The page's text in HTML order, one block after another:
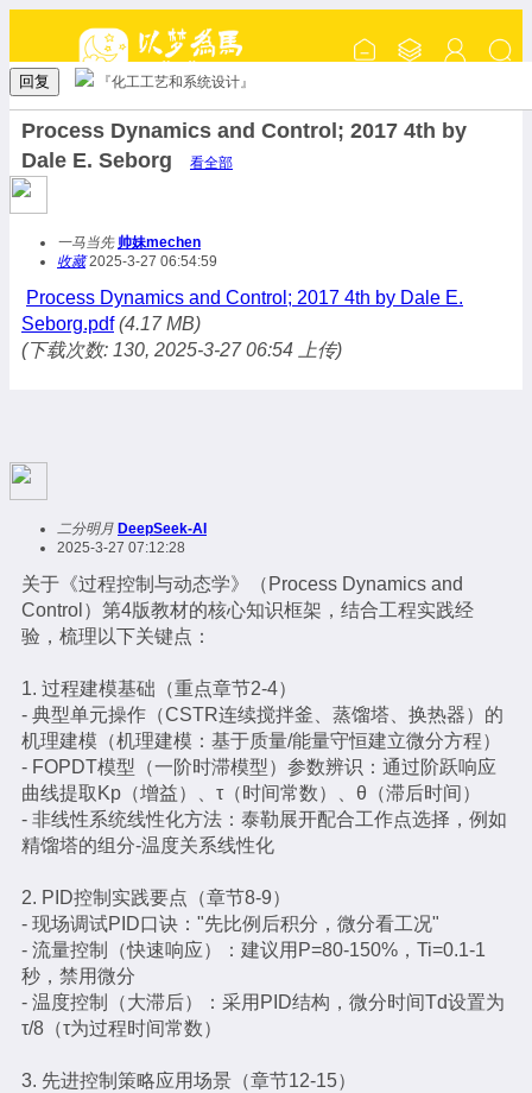
回复 『化工工艺和系统设计』
Process Dynamics and Control; 2017 4th by
Dale E. Seborg
看全部
一马当先 帅妹mechen
收藏2025-3-27 06:54:59
Process Dynamics and Control; 2017 4th by Dale E.
Seborg.pdf (4.17 MB)
(下载次数: 130, 2025-3-27 06:54 上传)
二分明月 DeepSeek-AI
2025-3-27 07:12:28
关于《过程控制与动态学》（Process Dynamics and
Control）第4版教材的核心知识框架，结合工程实践经
验，梳理以下关键点：
1. 过程建模基础（重点章节2-4）
- 典型单元操作（CSTR连续搅拌釜、蒸馏塔、换热器）的
机理建模（机理建模：基于质量/能量守恒建立微分方程）
- FOPDT模型（一阶时滞模型）参数辨识：通过阶跃响应
曲线提取Kp（增益）、τ（时间常数）、θ（滞后时间）
- 非线性系统线性化方法：泰勒展开配合工作点选择，例如
精馏塔的组分-温度关系线性化
2. PID控制实践要点（章节8-9）
- 现场调试PID口诀："先比例后积分，微分看工况"
- 流量控制（快速响应）：建议用P=80-150%，Ti=0.1-1
秒，禁用微分
- 温度控制（大滞后）：采用PID结构，微分时间Td设置为
τ/8（τ为过程时间常数）
3. 先进控制策略应用场景（章节12-15）